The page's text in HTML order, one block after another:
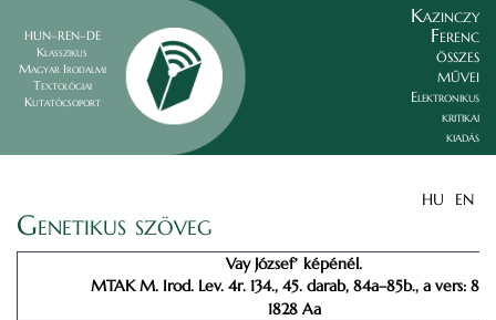
HUN–REN–DE
Klasszikus
Magyar Irodalmi
Textológiai
Kutatócsoport
Kazinczy
Ferenc
összes
művei
Elektronikus
kritikai
kiadás
HU EN
Genetikus szöveg
Vay Józsefʼ képénél.
MTAK M. Irod. Lev. 4r. 134., 45. darab, 84a–85b., a vers:
1828 Aa